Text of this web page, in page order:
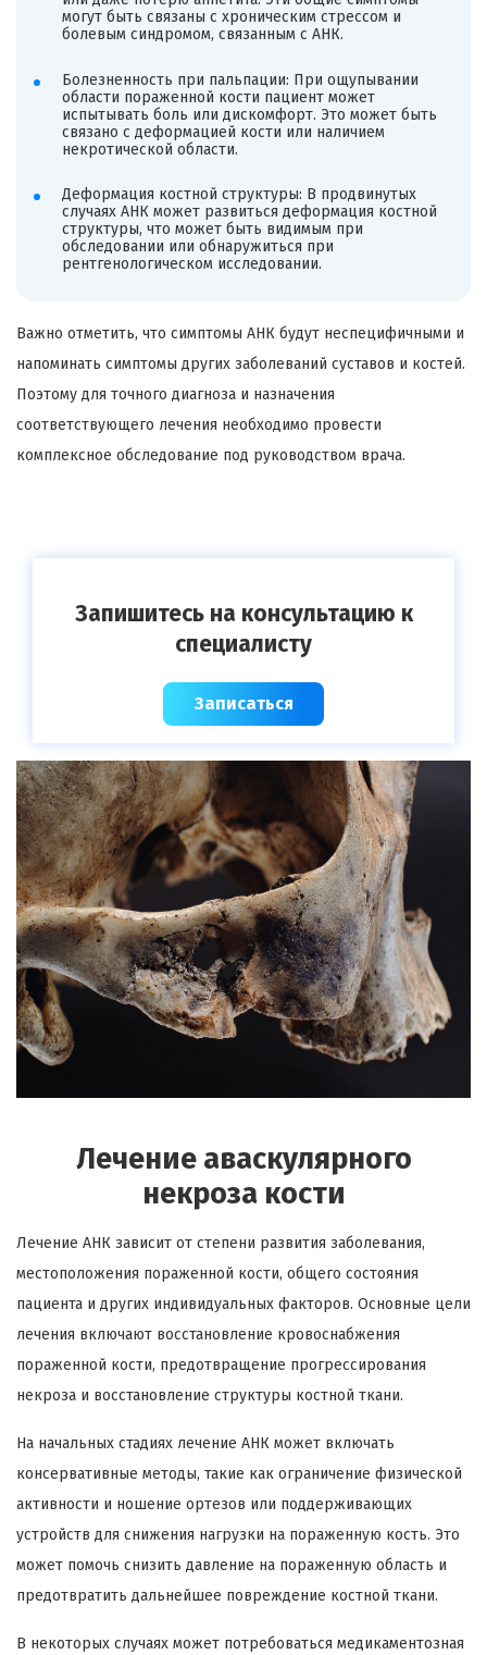
могут быть связаны с хроническим стрессом и
болевым синдромом, связанным с АНК.
Болезненность при пальпации: При ощупывании
области пораженной кости пациент может
испытывать боль или дискомфорт. Это может быть
связано с деформацией кости или наличием
некротической области.
Деформация костной структуры: В продвинутых
случаях АНК может развиться деформация костной
структуры, что может быть видимым при
обследовании или обнаружиться при
рентгенологическом исследовании.
Важно отметить, что симптомы АНК будут неспецифичными и
напоминать симптомы других заболеваний суставов и костей.
Поэтому для точного диагноза и назначения
соответствующего лечения необходимо провести
комплексное обследование под руководством врача.
Запишитесь на консультацию к
специалисту
Записаться
Лечение аваскулярного
некроза кости
Лечение АНК зависит от степени развития заболевания,
местоположения пораженной кости, общего состояния
пациента и других индивидуальных факторов. Основные цели
лечения включают восстановление кровоснабжения
пораженной кости, предотвращение прогрессирования
некроза и восстановление структуры костной ткани.
На начальных стадиях лечение АНК может включать
консервативные методы, такие как ограничение физической
активности и ношение ортезов или поддерживающих
устройств для снижения нагрузки на пораженную кость. Это
может помочь снизить давление на пораженную область и
предотвратить дальнейшее повреждение костной ткани.
В некоторых случаях может потребоваться медикаментозная